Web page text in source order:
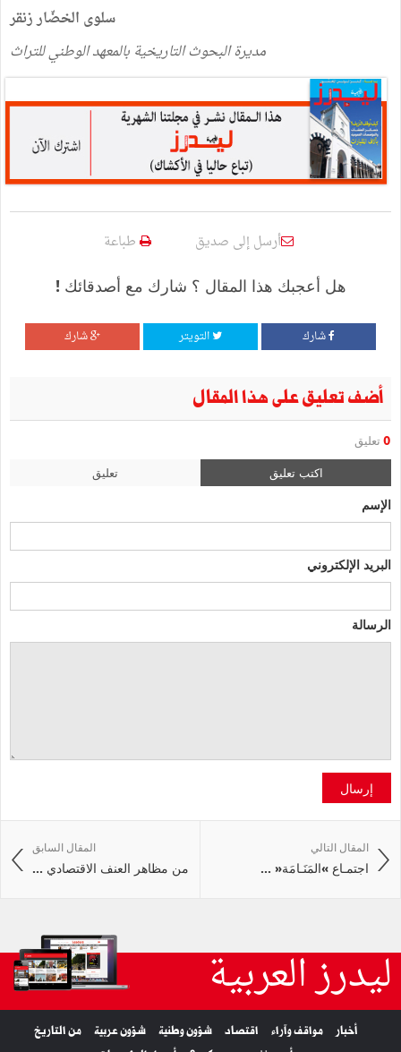
سلوى الخضّار زنقر
مديرة البحوث التاريخية بالمعهد الوطني للتراث
أرسل إلى صديق طباعة
هل أعجبك هذا المقال ؟ شارك مع أصدقائك !
شارك التويتر شارك
أضف تعليق على هذا المقال
0 تعليق
اكتب تعليق تعليق
الإسم
البريد الإلكتروني
الرسالة
إرسال
المقال السابق
من مظاهر العنف الاقتصادي ...
المقال التالي
اجتمـاع »المَنَـامَة« ...
ليدرز العربية
أخبار مواقف وآراء اقتصاد شؤون وطنية شؤون عربية
من التاريخ